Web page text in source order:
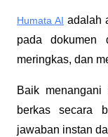
Humata AI adalah
pada dokumen
meringkas, dan
Baik
berkas secara
jawaban instan